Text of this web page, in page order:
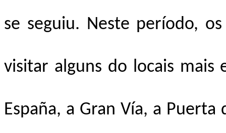
se seguiu. Neste período,
visitar alguns do locais mais
España, a Gran Vía, a Puerta